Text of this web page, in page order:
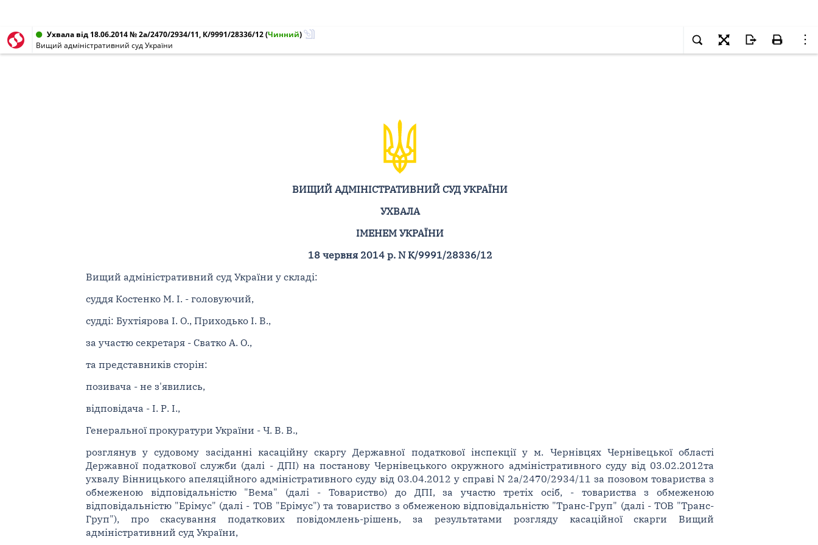
Ухвала від 18.06.2014 № 2а/2470/2934/11, К/9991/28336/12(Чинний)
Вищий адміністративний суд України
ВИЩИЙ АДМІНІСТРАТИВНИЙ СУД УКРАЇНИ
УХВАЛА
ІМЕНЕМ УКРАЇНИ
18 червня 2014 р. N К/9991/28336/12
Вищий адміністративний суд України у складі:
суддя Костенко М. І. - головуючий,
судді: Бухтіярова І. О., Приходько І. В.,
за участю секретаря - Сватко А. О.,
та представників сторін:
позивача - не з'явились,
відповідача - І. Р. І.,
Генеральної прокуратури України - Ч. В. В.,
розглянув у судовому засіданні касаційну скаргу Державної податкової інспекції у м. Чернівцях Чернівецької області
Державної податкової служби (далі - ДПІ) на постанову Чернівецького окружного адміністративного суду від 03.02.2012та
ухвалу Вінницького апеляційного адміністративного суду від 03.04.2012 у справі N 2а/2470/2934/11 за позовом товариства з
обмеженою відповідальністю "Вема" (далі - Товариство) до ДПІ, за участю третіх осіб, - товариства з обмеженою
відповідальністю "Ерімус" (далі - ТОВ "Ерімус") та товариство з обмеженою відповідальністю "Транс-Груп" (далі - ТОВ "Транс-
Груп"), про скасування податкових повідомлень-рішень, за результатами розгляду касаційної скарги Вищий
адміністративний суд України,